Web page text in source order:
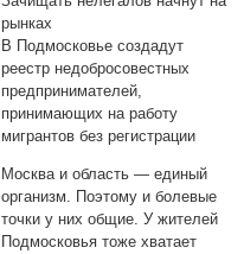
рынках
В Подмосковье создадут
реестр недобросовестных
предпринимателей,
принимающих на работу
мигрантов без регистрации
Москва и область — единый
организм. Поэтому и болевые
точки у них общие. У жителей
Подмосковья тоже хватает